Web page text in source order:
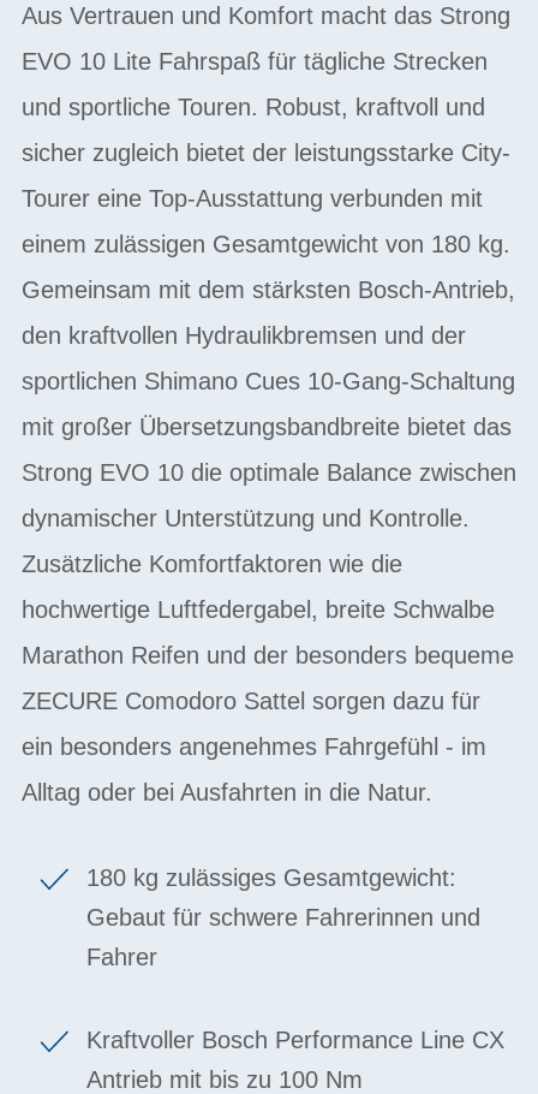
Aus Vertrauen und Komfort macht das Strong
EVO 10 Lite Fahrspaß für tägliche Strecken
und sportliche Touren. Robust, kraftvoll und
sicher zugleich bietet der leistungsstarke City-
Tourer eine Top-Ausstattung verbunden mit
einem zulässigen Gesamtgewicht von 180 kg.
Gemeinsam mit dem stärksten Bosch-Antrieb,
den kraftvollen Hydraulikbremsen und der
sportlichen Shimano Cues 10-Gang-Schaltung
mit großer Übersetzungsbandbreite bietet das
Strong EVO 10 die optimale Balance zwischen
dynamischer Unterstützung und Kontrolle.
Zusätzliche Komfortfaktoren wie die
hochwertige Luftfedergabel, breite Schwalbe
Marathon Reifen und der besonders bequeme
ZECURE Comodoro Sattel sorgen dazu für
ein besonders angenehmes Fahrgefühl - im
Alltag oder bei Ausfahrten in die Natur.
180 kg zulässiges Gesamtgewicht:
Gebaut für schwere Fahrerinnen und
Fahrer
Kraftvoller Bosch Performance Line CX
Antrieb mit bis zu 100 Nm